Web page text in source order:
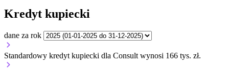
Kredyt kupiecki
dane za rok
Standardowy kredyt kupiecki dla Consult wynosi 166 tys. zł.